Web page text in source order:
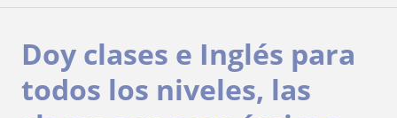
Doy clases e Inglés para
todos los niveles, las